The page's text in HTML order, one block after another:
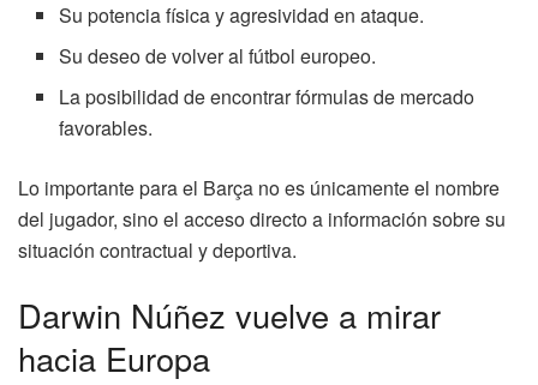
Su potencia física y agresividad en ataque.
Su deseo de volver al fútbol europeo.
La posibilidad de encontrar fórmulas de mercado
favorables.
Lo importante para el Barça no es únicamente el nombre
del jugador, sino el acceso directo a información sobre su
situación contractual y deportiva.
Darwin Núñez vuelve a mirar
hacia Europa